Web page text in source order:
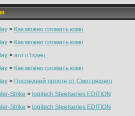
> Как можно сломать комп
> Как можно сломать комп
> это п1здец
> Как можно сломать комп
> Последний прогон от Смотрящего
Strike > logitech Steelseries EDITION
Strike > logitech Steelseries EDITION